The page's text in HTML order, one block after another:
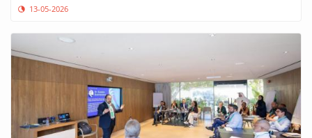
13-05-2026